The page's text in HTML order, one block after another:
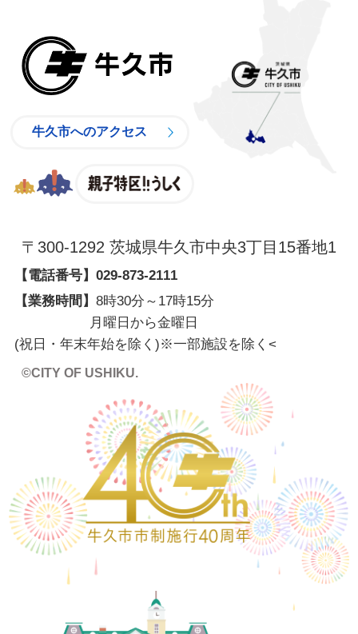
牛久市へのアクセス
〒300-1292 茨城県牛久市中央3丁目15番地1
【電話番号】 029-873-2111
【業務時間】 8時30分～17時15分
月曜日から金曜日
(祝日・年末年始を除く)※一部施設を除く <
©CITY OF USHIKU.